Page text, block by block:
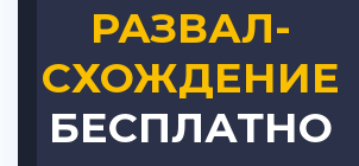
РАЗВАЛ-
СХОЖДЕНИЕ
БЕСПЛАТНО